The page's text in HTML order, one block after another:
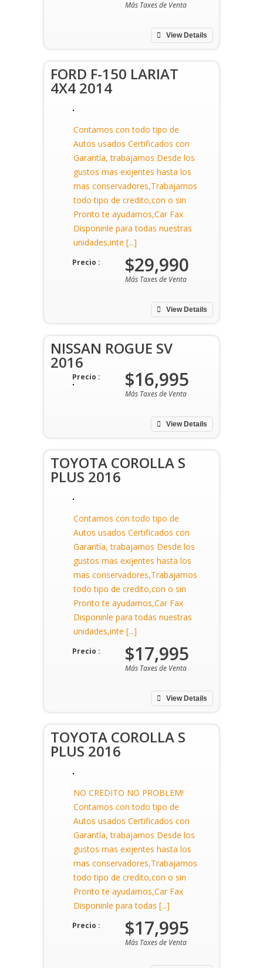
View Details
Más Taxes de Venta
FORD F-150 LARIAT
4X4 2014
Contamos con todo tipo de
Autos usados Certificados con
Garantía, trabajamos Desde los
gustos mas exijentes hasta los
mas conservadores,Trabajamos
todo tipo de credito,con o sin
Pronto te ayudamos,Car Fax
Disponinle para todas nuestras
unidades,inte [...]
View Details
Precio : $29,990
Más Taxes de Venta
NISSAN ROGUE SV
2016
View Details
Precio : $16,995
Más Taxes de Venta
TOYOTA COROLLA S
PLUS 2016
Contamos con todo tipo de
Autos usados Certificados con
Garantía, trabajamos Desde los
gustos mas exijentes hasta los
mas conservadores,Trabajamos
todo tipo de credito,con o sin
Pronto te ayudamos,Car Fax
Disponinle para todas nuestras
unidades,inte [...]
View Details
Precio : $17,995
Más Taxes de Venta
TOYOTA COROLLA S
PLUS 2016
NO CREDITO NO PROBLEM!
Contamos con todo tipo de
Autos usados Certificados con
Garantía, trabajamos Desde los
gustos mas exijentes hasta los
mas conservadores,Trabajamos
todo tipo de credito,con o sin
Pronto te ayudamos,Car Fax
Disponinle para todas [...]
Precio : $17,995
Más Taxes de Venta